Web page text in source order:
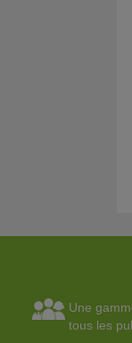
Une
tous les